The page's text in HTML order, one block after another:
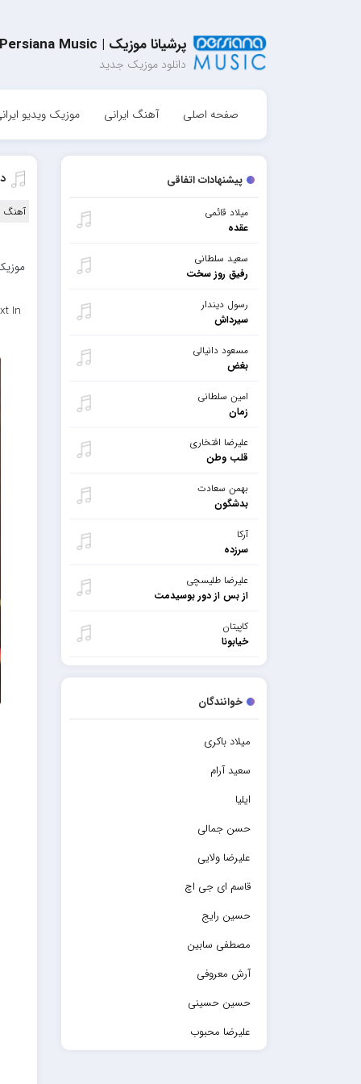
پرشیانا موزیک | Persiana Music
دانلود موزیک جدید
صفحه اصلی آهنگ ایرانی موزیک ویدیو
پیشنهادات اتفاقی
میلاد قائمی
عقده
سعید سلطانی
رفیق روز سخت
رسول دیندار
سیرداش
مسعود دانیالی
بغض
امین سلطانی
زمان
علیرضا افتخاری
قلب وطن
بهمن سعادت
بدشگون
آرکا
سرزده
علیرضا طلیسچی
از بس از دور بوسیدمت
کاپیتان
خیابونا
خوانندگان
میلاد باکری
سعید آرام
ایلیا
حسن جمالی
علیرضا ولایی
قاسم ای جی اچ
حسین رایج
مصطفی سابین
آرش معروفی
حسین حسینی
علیرضا محبوب
آهنگ
In